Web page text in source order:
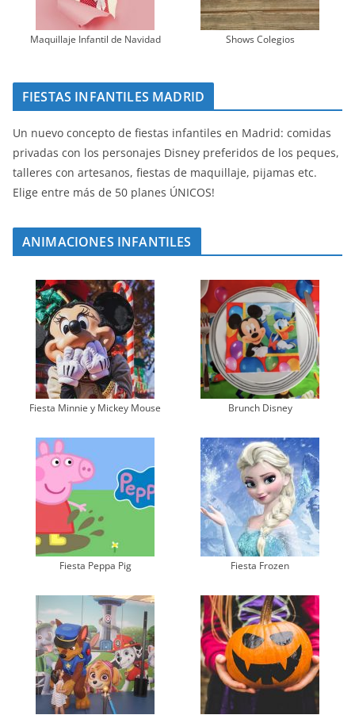
Maquillaje Infantil de Navidad Shows Colegios
FIESTAS INFANTILES MADRID
Un nuevo concepto de fiestas infantiles en Madrid: comidas
privadas con los personajes Disney preferidos de los peques,
talleres con artesanos, fiestas de maquillaje, pijamas etc.
Elige entre más de 50 planes ÚNICOS!
ANIMACIONES INFANTILES
Fiesta Minnie y Mickey Mouse Brunch Disney
Fiesta Peppa Pig Fiesta Frozen